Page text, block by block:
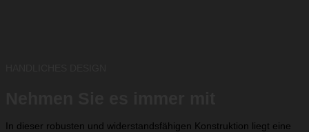
In dieser robusten und widerstandsfähigen Konstruktion liegt eine